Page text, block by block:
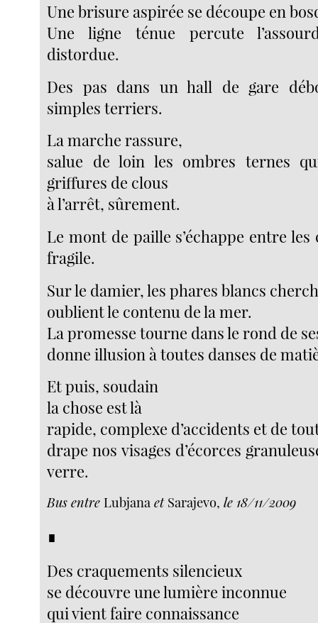
Une brisure aspirée se découpe en
Une ligne ténue percute
distordue.
Des pas dans un hall de gare
simples terriers.
La marche rassure,
salue de loin les ombres ternes
griffures de clous
à l’arrêt, sûrement.
Le mont de paille s’échappe entre les
fragile.
Sur le damier, les phares blancs
oublient le contenu de la mer.
La promesse tourne dans le rond de
donne illusion à toutes danses de
Et puis, soudain
la chose est là
rapide, complexe d’accidents et de
drape nos visages d’écorces
verre.
Bus entre LubjanaetSarajevo,le 18/11/2009
∎
Des craquements silencieux
se découvre une lumière inconnue
qui vient faire connaissance